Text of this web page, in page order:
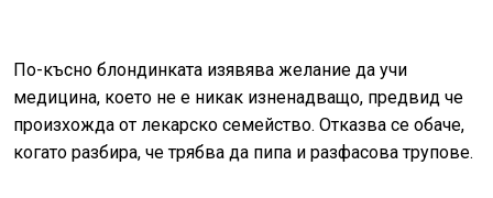
По-късно блондинката изявява желание да учи
медицина, което не е никак изненадващо, предвид че
произхожда от лекарско семейство. Отказва се обаче,
когато разбира, че трябва да пипа и разфасова трупове.